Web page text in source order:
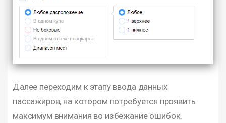
Далее переходим к этапу ввода данных
пассажиров, на котором потребуется проявить
максимум внимания во избежание ошибок.